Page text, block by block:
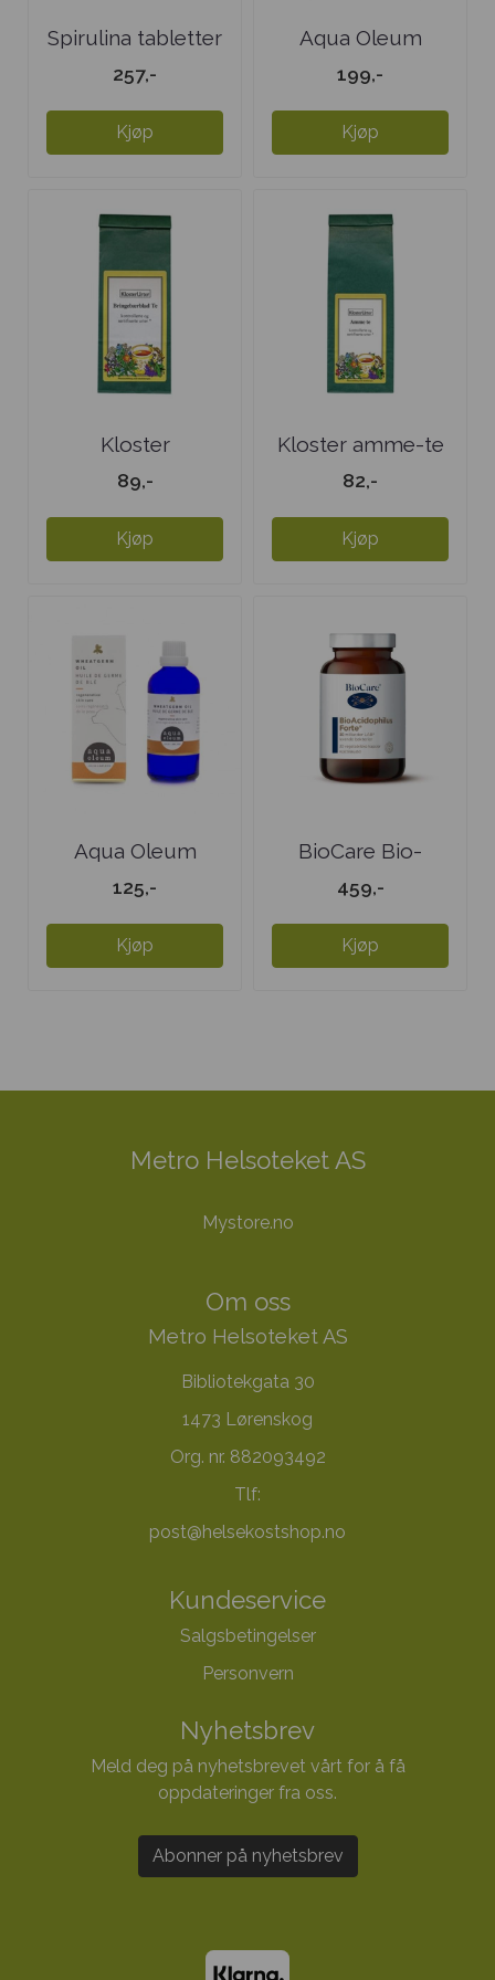
Spirulina tabletter
257,-
Kjøp
Aqua Oleum
Avokadoolje
199,-
Kjøp
Kloster
bringebærblad-te
89,-
Kjøp
Kloster amme-te
82,-
Kjøp
Aqua Oleum
Hvetekimolje
125,-
Kjøp
BioCare Bio-
Acidophilus Forte
459,-
Kjøp
Metro Helsoteket AS
Mystore.no
Om oss
Metro Helsoteket AS
Bibliotekgata 30
1473 Lørenskog
Org. nr. 882093492
Tlf:
post@helsekostshop.no
Kundeservice
Salgsbetingelser
Personvern
Nyhetsbrev
Meld deg på nyhetsbrevet vårt for å få
oppdateringer fra oss.
Abonner på nyhetsbrev